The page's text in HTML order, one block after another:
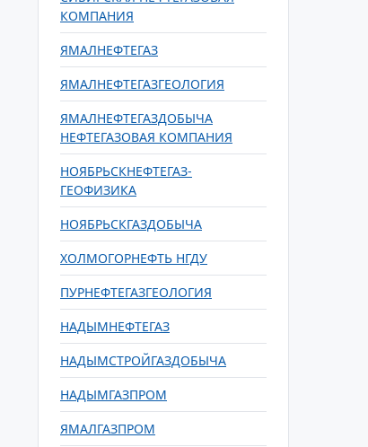
КОМПАНИЯ
ЯМАЛНЕФТЕГАЗ
ЯМАЛНЕФТЕГАЗГЕОЛОГИЯ
ЯМАЛНЕФТЕГАЗДОБЫЧА
НЕФТЕГАЗОВАЯ КОМПАНИЯ
НОЯБРЬСКНЕФТЕГАЗ-
ГЕОФИЗИКА
НОЯБРЬСКГАЗДОБЫЧА
ХОЛМОГОРНЕФТЬ НГДУ
ПУРНЕФТЕГАЗГЕОЛОГИЯ
НАДЫМНЕФТЕГАЗ
НАДЫМСТРОЙГАЗДОБЫЧА
НАДЫМГАЗПРОМ
ЯМАЛГАЗПРОМ